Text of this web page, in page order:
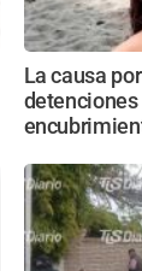
La causa